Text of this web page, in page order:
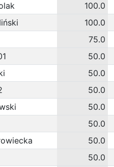
100.0
100.0
75.0
50.0
50.0
50.0
50.0
50.0
50.0
50.0